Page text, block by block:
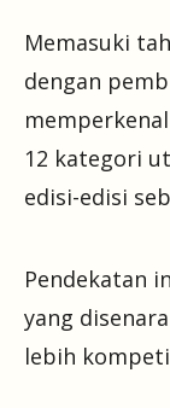
Memasuki
dengan
12 kategori
edisi-edisi
Pendekatan
yang
lebih